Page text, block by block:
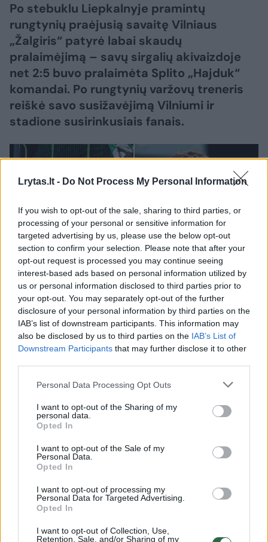
Lrytas.lt - Do Not Process My Personal Information
If you wish to opt-out of the sale, sharing to third parties, or
processing of your personal or sensitive information for
targeted advertising by us, please use the below opt-out
section to confirm your selection. Please note that after your
opt-out request is processed you may continue seeing
interest-based ads based on personal information utilized by
us or personal information disclosed to third parties prior to
your opt-out. You may separately opt-out of the further
disclosure of your personal information by third parties on the
IAB’s list of downstream participants. This information may
also be disclosed by us to third parties on the IAB’s List of
Downstream Participants that may further disclose it to other
Personal Data Processing Opt Outs
I want to opt-out of the Sharing of my
personal data.
Opted In
I want to opt-out of the Sale of my
Personal Data.
Opted In
I want to opt-out of processing my
Personal Data for Targeted Advertising.
Opted In
I want to opt-out of Collection, Use,
Retention, Sale, and/or Sharing of my
Po stebuklu Liepkalnyje pramintų
rungtynių praėjusią savaitę Vilniaus
„Žalgiris“ patyrė labai skaudų
pralaimėjimą – savų sirgalių akivaizdoje
net 2:5 buvo pralaimėta Splito „Hajduk“
komandai. Po rungtynių varžovų treneris
reiškė savo susižavėjimą Vilniumi ir
stadione susirinkusiais fanais.
Daugiau nuotraukų (12)
Jau nuo pat pradžių svečiai iš Kroatijos
paėmė rungtynių kontrolę į savo rankas:
ketvirtąją minutę buvo paskirtas baudinys,
kurį netrukus realizavo Michele Sego. Dar po
9 minučių – 14-ąją susitikimo minutę – į
„Žalgirio“ vartus buvo paskirtas dar vienas
žalgiriečius išsaugojo Vincentas Šarkauskas.
Nors „Žalgiris“ ir buvo išlyginęs rezultatą (1:1),
galiausiai Splito komanda įrodė savo
pranašumą, o galutinis skirtumas tarp ekipų